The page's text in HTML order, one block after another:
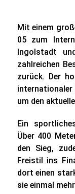
Mit einem
05 zum
Ingolstadt
zahlreichen
zurück. Der
internationaler
um den
Ein
Über 400
den Sieg,
Freistil ins
dort einen
sie einmal